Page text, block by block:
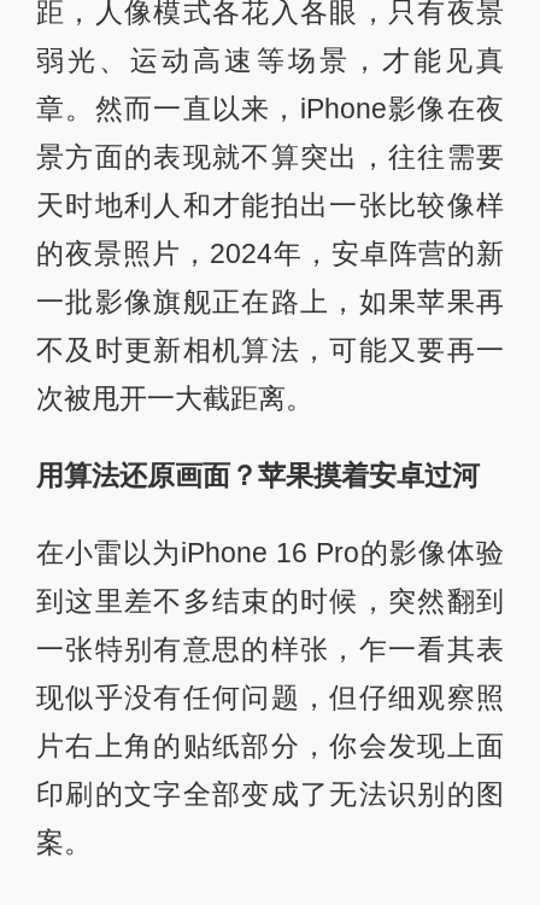
（图片来源：雷科技摄制）
再尝试一次呢？在画面光源更少的情
况下，iPhone 16 Pro的夜景表现反而
还不错，不但拉亮了画面中一些几乎
看不到的场景，而且亮度也不会太过
夸张，虽说路灯的高光溢出问题依旧
存在，但起码还算符合小雷对iPhone
夜景模式的预期。
（图片来源：雷科技摄制，上为未开
iPhone 16 Pro的夜景表现并不是一无
是处，只是存在不稳定的状况，效果
如何只能说“随缘”了。
手机影像，日常强光环境很难拉开差
距，人像模式各花入各眼，只有夜景